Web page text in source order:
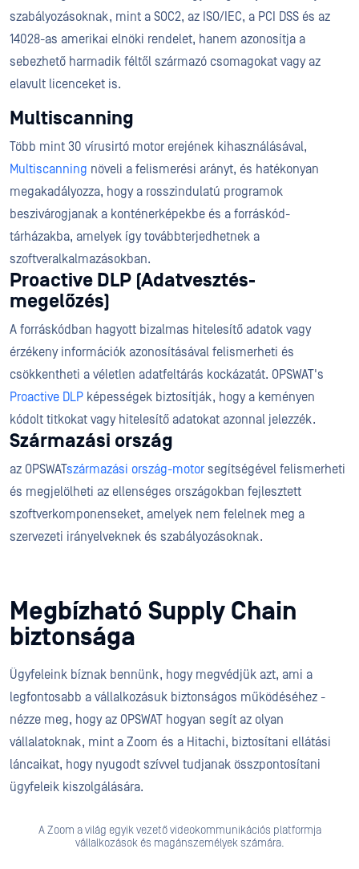
szabályozásoknak, mint a SOC2, az ISO/IEC, a PCI DSS és az
14028-as amerikai elnöki rendelet, hanem azonosítja a
sebezhető harmadik féltől származó csomagokat vagy az
elavult licenceket is.
Multiscanning
Több mint 30 vírusirtó motor erejének kihasználásával,
Multiscanning növeli a felismerési arányt, és hatékonyan
megakadályozza, hogy a rosszindulatú programok
beszivárogjanak a konténerképekbe és a forráskód-
tárházakba, amelyek így továbbterjedhetnek a
szoftveralkalmazásokban.
Proactive DLP (Adatvesztés-
megelőzés)
A forráskódban hagyott bizalmas hitelesítő adatok vagy
érzékeny információk azonosításával felismerheti és
csökkentheti a véletlen adatfeltárás kockázatát. OPSWAT's
Proactive DLP képességek biztosítják, hogy a keményen
kódolt titkokat vagy hitelesítő adatokat azonnal jelezzék.
Származási ország
az OPSWATszármazási ország-motor segítségével felismerheti
és megjelölheti az ellenséges országokban fejlesztett
szoftverkomponenseket, amelyek nem felelnek meg a
szervezeti irányelveknek és szabályozásoknak.
Megbízható Supply Chain
biztonsága
Ügyfeleink bíznak bennünk, hogy megvédjük azt, ami a
legfontosabb a vállalkozásuk biztonságos működéséhez -
nézze meg, hogy az OPSWAT hogyan segít az olyan
vállalatoknak, mint a Zoom és a Hitachi, biztosítani ellátási
láncaikat, hogy nyugodt szívvel tudjanak összpontosítani
ügyfeleik kiszolgálására.
A Zoom a világ egyik vezető videokommunikációs platformja
vállalkozások és magánszemélyek számára.